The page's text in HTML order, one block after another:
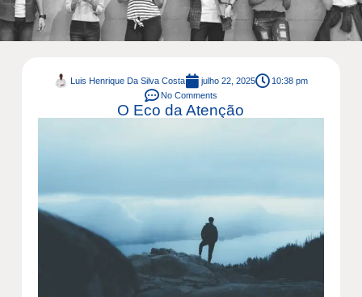
Luis Henrique Da Silva Costa julho 22, 2025
10:38 pm
No Comments
O Eco da Atenção